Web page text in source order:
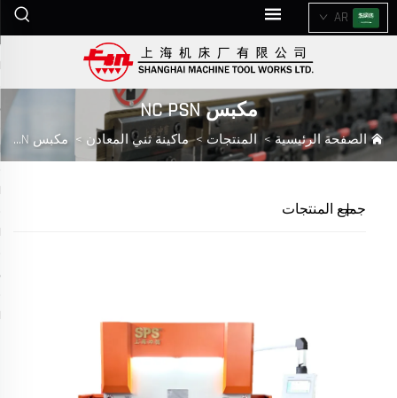
AR
مكبس NC PSN
الصفحة الرئيسية> المنتجات >ماكينة ثني المعادن >مكبس NC PSN
جميع المنتجات